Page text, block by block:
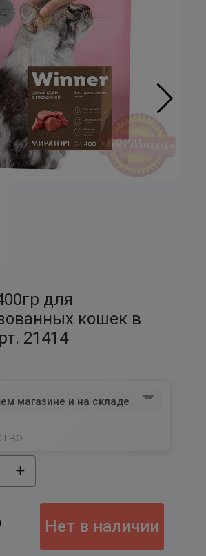
для
кошек в
21414
магазине и на складе
+
Нет в наличии